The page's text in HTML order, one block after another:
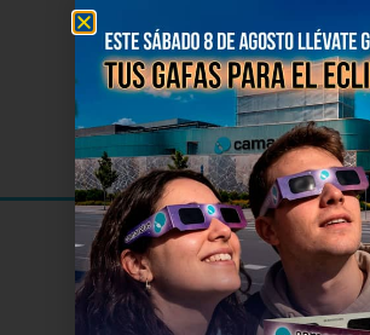
El Cinede Soria